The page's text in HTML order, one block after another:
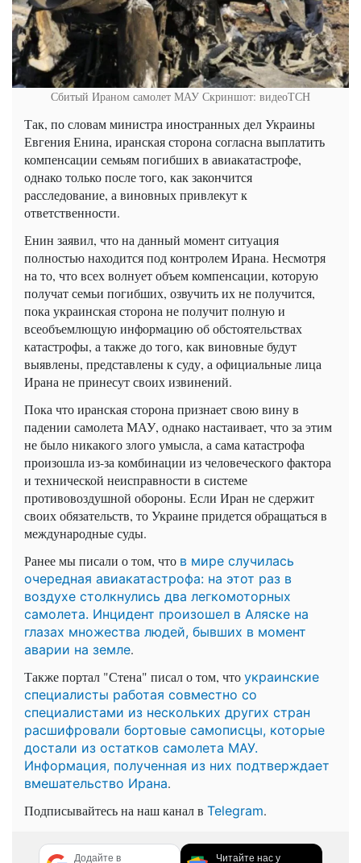
Сбитый Ираном самолет МАУ Скриншот: видеоТСН
Так, по словам министра иностранных дел Украины
Евгения Енина, иранская сторона согласна выплатить
компенсации семьям погибших в авиакатастрофе,
однако только после того, как закончится
расследование, а виновных привлекут к
ответственности.
Енин заявил, что на данный момент ситуация
полностью находится под контролем Ирана. Несмотря
на то, что всех волнует объем компенсации, которую
получат семьи погибших, озвучить их не получится,
пока украинская сторона не получит полную и
всеобъемлющую информацию об обстоятельствах
катастрофы, а также до того, как виновные будут
выявлены, представлены к суду, а официальные лица
Ирана не принесут своих извинений.
Пока что иранская сторона признает свою вину в
падении самолета МАУ, однако настаивает, что за этим
не было никакого злого умысла, а сама катастрофа
произошла из-за комбинации из человеческого фактора
и технической неисправности в системе
противовоздушной обороны. Если Иран не сдержит
своих обязательств, то Украине придется обращаться в
международные суды.
Ранее мы писали о том, что в мире случилась
очередная авиакатастрофа: на этот раз в
воздухе столкнулись два легкомоторных
самолета. Инцидент произошел в Аляске на
глазах множества людей, бывших в момент
аварии на земле.
Также портал "Стена" писал о том, что украинские
специалисты работая совместно со
специалистами из нескольких других стран
расшифровали бортовые самописцы, которые
достали из остатков самолета МАУ.
Информация, полученная из них подтверждает
вмешательство Ирана.
Подписывайтесь на наш канал в Telegram.
Додайте в Читайте нас у